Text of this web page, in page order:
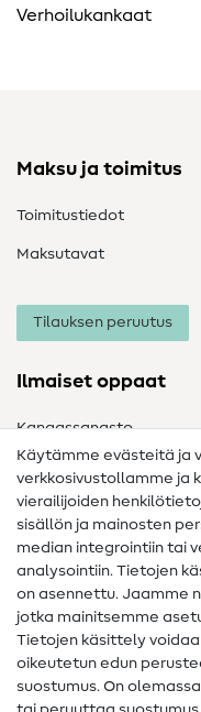
Verhoilukankaat
Maksu ja toimitus
Toimitustiedot
Maksutavat
Tilauksen peruutus
Ilmaiset oppaat
Kangassanasto
Ompelusanasto
Ompeluohjeet
Apua ja
Yhteystiedot
Tietoa
FAQ
Käytämme evästeitä ja
verkkosivustollamme ja
vierailijoiden
sisällön ja mainosten
median integrointiin tai
analysointiin. Tietojen
on asennettu. Jaamme
jotka mainitsemme
Tietojen käsittely
oikeutetun edun
suostumus. On